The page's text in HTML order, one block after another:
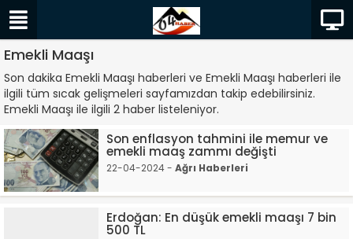
Emekli Maaşı
Son dakika Emekli Maaşı haberleri ve Emekli Maaşı haberleri ile
ilgili tüm sıcak gelişmeleri sayfamızdan takip edebilirsiniz.
Emekli Maaşı ile ilgili 2 haber listeleniyor.
Son enflasyon tahmini ile memur ve
emekli maaş zammı değişti
22-04-2024 - Ağrı Haberleri
Erdoğan: En düşük emekli maaşı 7 bin
500 TL